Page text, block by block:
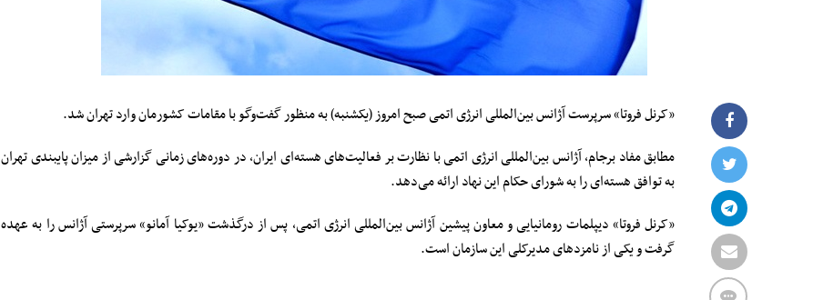
«کرنل فروتا» سرپرست آژانس بین‌المللی انرژی اتمی صبح امروز (یکشنبه) به منظور گفت‌وگو با مقامات کشورمان وارد تهران شد.
مطابق مفاد برجام، آژانس بین‌المللی انرژی اتمی با نظارت بر فعالیت‌های هسته‌ای ایران، در دوره‌های زمانی گزارشی از میزان پایبندی تهران
به توافق هسته‌ای را به شورای حکام این نهاد ارائه می‌دهد.
«کرنل فروتا» دیپلمات رومانیایی و معاون پیشین آژانس بین‌المللی انرژی اتمی، پس از درگذشت «یوکیا آمانو» سرپرستی آژانس را به عهده
گرفت و یکی از نامزدهای مدیرکلی این سازمان است.